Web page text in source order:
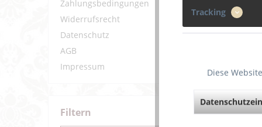
Zahlungsbedingungen
Widerrufsrecht
Datenschutz
AGB
Impressum
Filtern
Tracking
Diese